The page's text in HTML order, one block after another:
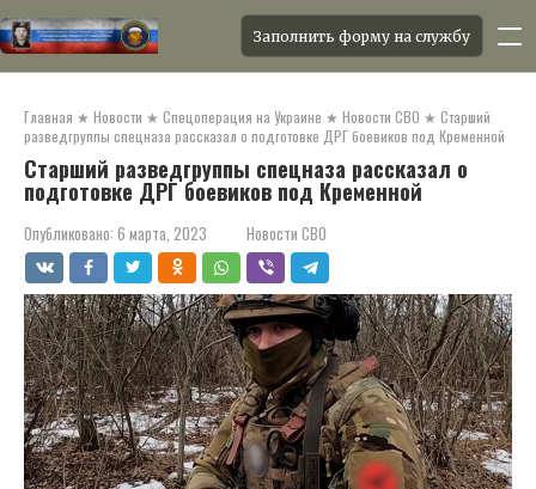
контенту
Заполнить форму на службу
Главная ★ Новости ★ Спецоперация на Украине ★ Новости СВО ★ Старший
разведгруппы спецназа рассказал о подготовке ДРГ боевиков под Кременной
Старший разведгруппы спецназа рассказал о
подготовке ДРГ боевиков под Кременной
Опубликовано: 6 марта, 2023 Новости СВО